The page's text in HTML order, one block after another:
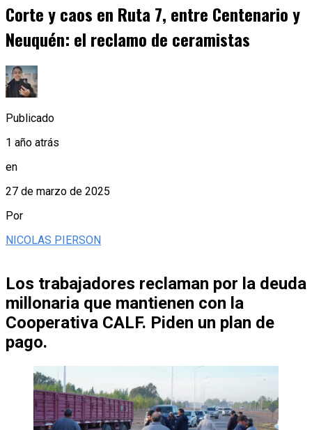
Corte y caos en Ruta 7, entre Centenario y
Neuquén: el reclamo de ceramistas
Publicado
1 año atrás
en
27 de marzo de 2025
Por
NICOLAS PIERSON
Los trabajadores reclaman por la deuda
millonaria que mantienen con la
Cooperativa CALF. Piden un plan de
pago.